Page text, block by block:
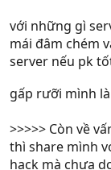
với những gì
mái đâm chém
server nếu pk
gấp rưỡi mình
>>>>> Còn về
thì share mình
hack mà chưa